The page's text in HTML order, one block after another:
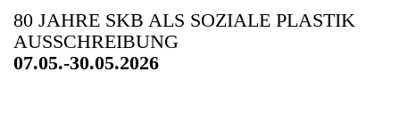
80 JAHRE SKB ALS SOZIALE PLASTIK
AUSSCHREIBUNG
07.05.-30.05.2026